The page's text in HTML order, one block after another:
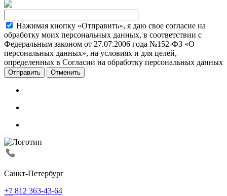
Нажимая кнопку «Отправить», я даю свое согласие на
обработку моих персональных данных, в соответствии с
Федеральным законом от 27.07.2006 года №152-ФЗ «О
персональных данных», на условиях и для целей,
определенных в Согласии на обработку персональных данных
Отменить
Санкт-Петербург
+7 812 363-43-64